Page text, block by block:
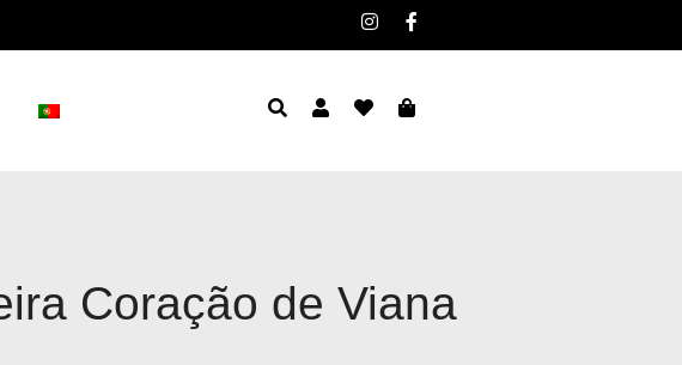
Coração de Viana